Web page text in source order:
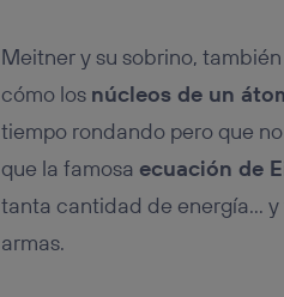
Meitner y su sobrino,
cómo los núcleos de un
tiempo rondando pero que
que la famosa ecuación de
tanta cantidad de energía…
armas.